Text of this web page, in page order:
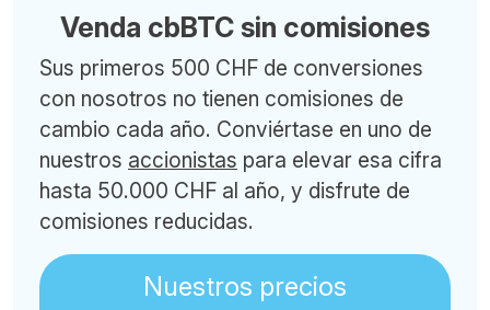
Venda cbBTC sin comisiones
Sus primeros 500 CHF de conversiones
con nosotros no tienen comisiones de
cambio cada año. Conviértase en uno de
nuestros accionistas para elevar esa cifra
hasta 50.000 CHF al año, y disfrute de
comisiones reducidas.
Nuestros precios